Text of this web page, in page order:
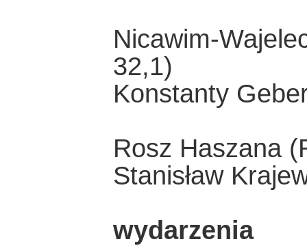
Nicawim-
32,1)
Konstanty
Rosz Haszana
Stanisław
wydarzenia